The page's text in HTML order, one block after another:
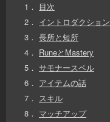
1． 目次
2． イントロダクション
3． 長所と短所
4． RuneとMastery
5． サモナースペル
6． アイテムの話
7． スキル
8． マッチアップ